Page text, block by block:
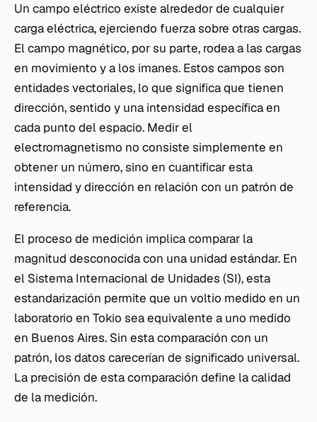
Un campo eléctrico existe alrededor de cualquier
carga eléctrica, ejerciendo fuerza sobre otras cargas.
El campo magnético, por su parte, rodea a las cargas
en movimiento y a los imanes. Estos campos son
entidades vectoriales, lo que significa que tienen
dirección, sentido y una intensidad específica en
cada punto del espacio. Medir el
electromagnetismo no consiste simplemente en
obtener un número, sino en cuantificar esta
intensidad y dirección en relación con un patrón de
referencia.
El proceso de medición implica comparar la
magnitud desconocida con una unidad estándar. En
el Sistema Internacional de Unidades (SI), esta
estandarización permite que un voltio medido en un
laboratorio en Tokio sea equivalente a uno medido
en Buenos Aires. Sin esta comparación con un
patrón, los datos carecerían de significado universal.
La precisión de esta comparación define la calidad
de la medición.